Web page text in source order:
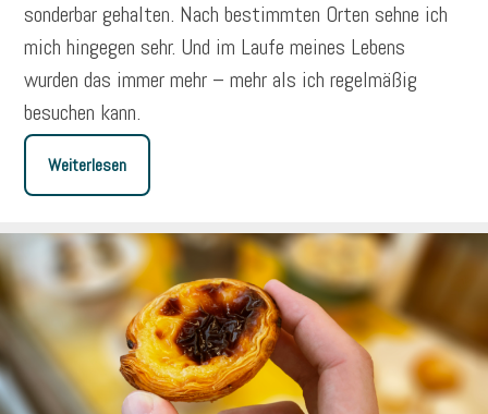
sonderbar gehalten. Nach bestimmten Orten sehne ich
mich hingegen sehr. Und im Laufe meines Lebens
wurden das immer mehr – mehr als ich regelmäßig
besuchen kann.
Weiterlesen